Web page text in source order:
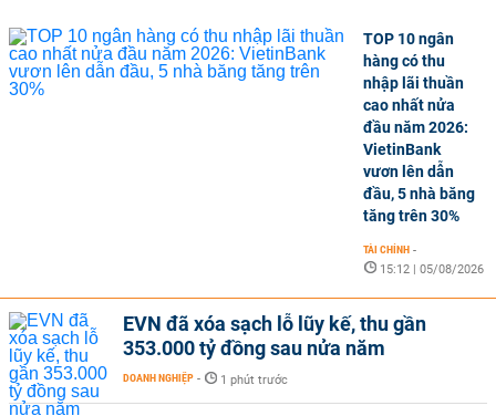
TOP 10 ngân
hàng có thu
nhập lãi thuần
cao nhất nửa
đầu năm 2026:
VietinBank
vươn lên dẫn
đầu, 5 nhà băng
tăng trên 30%
TÀI CHÍNH -
15:12 | 05/08/2026
EVN đã xóa sạch lỗ lũy kế, thu gần
353.000 tỷ đồng sau nửa năm
DOANH NGHIỆP - 1 phút trước